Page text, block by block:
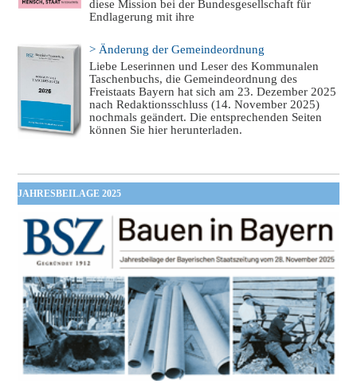
diese Mission bei der Bundesgesellschaft für
Endlagerung mit ihre
> Änderung der Gemeindeordnung
Liebe Leserinnen und Leser des Kommunalen
Taschenbuchs, die Gemeindeordnung des
Freistaats Bayern hat sich am 23. Dezember 2025
nach Redaktionsschluss (14. November 2025)
nochmals geändert. Die entsprechenden Seiten
können Sie hier herunterladen.
JAHRESBEILAGE 2025